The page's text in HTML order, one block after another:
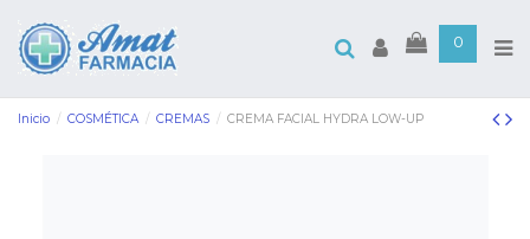
0
Inicio COSMÉTICA CREMAS CREMA FACIAL HYDRA LOW-UP